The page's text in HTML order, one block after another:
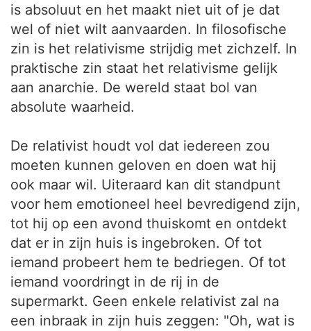
is absoluut en het maakt niet uit of je dat
wel of niet wilt aanvaarden. In filosofische
zin is het relativisme strijdig met zichzelf. In
praktische zin staat het relativisme gelijk
aan anarchie. De wereld staat bol van
absolute waarheid.
De relativist houdt vol dat iedereen zou
moeten kunnen geloven en doen wat hij
ook maar wil. Uiteraard kan dit standpunt
voor hem emotioneel heel bevredigend zijn,
tot hij op een avond thuiskomt en ontdekt
dat er in zijn huis is ingebroken. Of tot
iemand probeert hem te bedriegen. Of tot
iemand voordringt in de rij in de
supermarkt. Geen enkele relativist zal na
een inbraak in zijn huis zeggen: "Oh, wat is